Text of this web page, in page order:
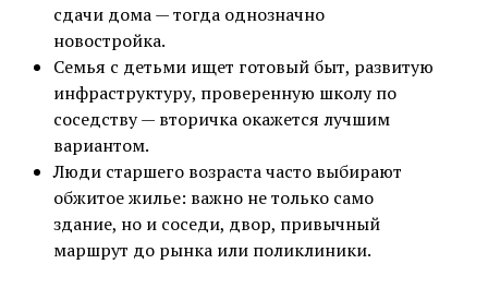
сдачи дома — тогда однозначно
новостройка.
Семья с детьми ищет готовый быт, развитую
инфраструктуру, проверенную школу по
соседству — вторичка окажется лучшим
вариантом.
Люди старшего возраста часто выбирают
обжитое жилье: важно не только само
здание, но и соседи, двор, привычный
маршрут до рынка или поликлиники.